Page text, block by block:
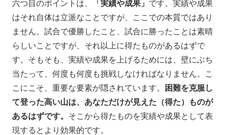
六つ目のポイントは、 「実績や成果」 です。実績や成果
はそれ自体は立派なことですが、ここでの本質ではあり
ません。試合で優勝したこと、試合に勝ったことは素晴
らしいことですが、それ以上に得たものがあるはずで
す。そもそも、実績や成果を上げるためには、壁にぶち
当たって、何度も何度も挑戦しなければなりません。こ
こにこそ、重要な要素が隠されています。
困難を克服し
て登った高い山は、あなただけが見えた（得た）ものが
あるはずです。 そこから得たものを実績や成果として表
現するとより効果的です。